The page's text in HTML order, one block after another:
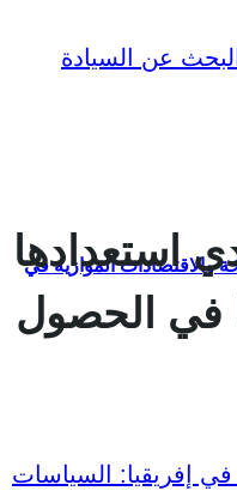
والاقتصادات الموازية في
استعدادها
في الحصول